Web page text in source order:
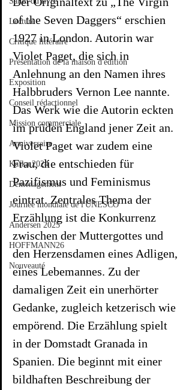
Lecture
Critique littéraire
Présentation de la maison d'édition
Exposition
Conseil rédactionnel
Mission commerciale
Anniversaire
Kafka 2024
Déménagement
Journée mondiale de l'UNESCO
Andersen 2025
HOFFMANN26
Nouveauté
of the Seven Daggers“ erschien
1927 in London. Autorin war
Violet Paget, die sich in
Anlehnung an den Namen ihres
Halbbruders Vernon Lee nannte.
Das Werk wie die Autorin eckten
im prüden England jener Zeit an.
Violet Paget war zudem eine
Frau, die entschieden für
Pazifismus und Feminismus
eintrat. Zentrales Thema der
Erzählung ist die Konkurrenz
zwischen der Muttergottes und
den Herzensdamen eines Adligen,
eines Lebemannes. Zu der
damaligen Zeit ein unerhörter
Gedanke, zugleich ketzerisch wie
empörend. Die Erzählung spielt
in der Domstadt Granada in
Spanien. Die beginnt mit einer
bildhaften Beschreibung der